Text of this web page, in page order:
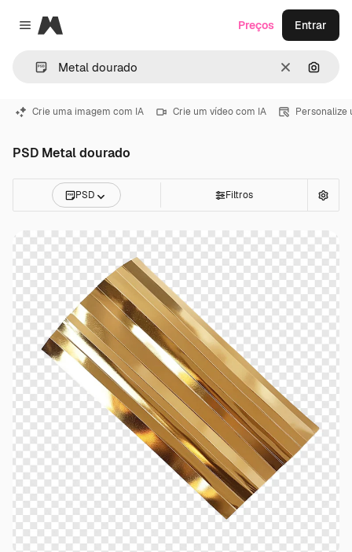
Close menu
Magnific
Limpar
Preços Entrar
Crie uma imagem com IA Crie um vídeo com IA Personalize
PSD Metal dourado
PSD Filtros